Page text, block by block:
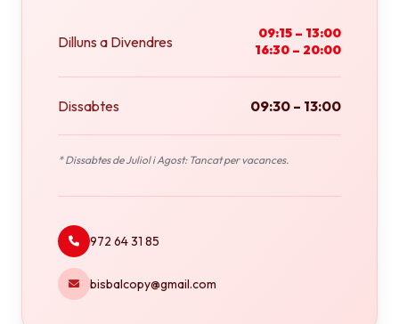
Dilluns a Divendres
09:15 – 13:00
16:30 – 20:00
Dissabtes 09:30 – 13:00
* Dissabtes de Juliol i Agost: Tancat per vacances.
972 64 31 85
bisbalcopy@gmail.com